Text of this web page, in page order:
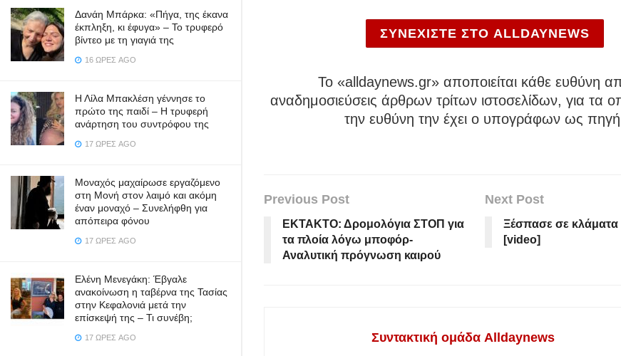
Δανάη Μπάρκα: «Πήγα, της έκανα
έκπληξη, κι έφυγα» – Το τρυφερό
βίντεο με τη γιαγιά της
16 ΏΡΕΣ AGO
Η Λίλα Μπακλέση γέννησε το
πρώτο της παιδί – Η τρυφερή
ανάρτηση του συντρόφου της
17 ΏΡΕΣ AGO
Μοναχός μαχαίρωσε εργαζόμενο
στη Μονή στον λαιμό και ακόμη
έναν μοναχό – Συνελήφθη για
απόπειρα φόνου
17 ΏΡΕΣ AGO
Ελένη Μενεγάκη: Έβγαλε
ανακοίνωση η ταβέρνα της Τασίας
στην Κεφαλονιά μετά την
επίσκεψή της – Τι συνέβη;
17 ΏΡΕΣ AGO
ΣΥΝΕΧΙΣΤΕ ΣΤΟ ALLDAYNEWS
To «alldaynews.gr» αποποιείται κάθε ευθύνη
αναδημοσιεύσεις άρθρων τρίτων ιστοσελίδων, για τα
την ευθύνη την έχει ο υπογράφων ως
Previous Post
ΕΚΤΑΚΤΟ: Δρομολόγια ΣΤΟΠ για
τα πλοία λόγω μποφόρ-
Αναλυτική πρόγνωση καιρού
Next Post
Ξέσπασε σε κλάματα
[video]
Συντακτική ομάδα Alldaynews